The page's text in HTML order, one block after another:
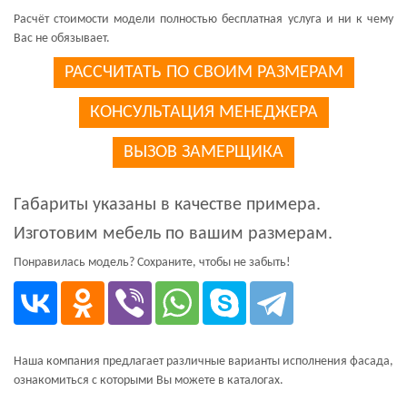
Расчёт стоимости модели полностью бесплатная услуга и ни к чему
Вас не обязывает.
РАССЧИТАТЬ ПО СВОИМ РАЗМЕРАМ
КОНСУЛЬТАЦИЯ МЕНЕДЖЕРА
ВЫЗОВ ЗАМЕРЩИКА
Габариты указаны в качестве примера.
Изготовим мебель по вашим размерам.
Понравилась модель? Сохраните, чтобы не забыть!
Наша компания предлагает различные варианты исполнения фасада,
ознакомиться с которыми Вы можете в каталогах.